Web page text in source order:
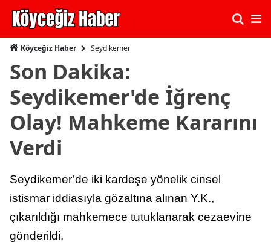
Köyceğiz Haber Seydikemer
Son Dakika:
Seydikemer'de İğrenç
Olay! Mahkeme Kararını
Verdi
Seydikemer’de iki kardeşe yönelik cinsel
istismar iddiasıyla gözaltına alınan Y.K.,
çıkarıldığı mahkemece tutuklanarak cezaevine
gönderildi.